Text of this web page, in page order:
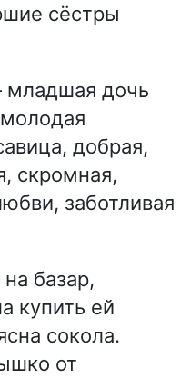
сёстры
дочь
добрая,
скромная,
заботливая
базар,
купить ей
сокола.
от